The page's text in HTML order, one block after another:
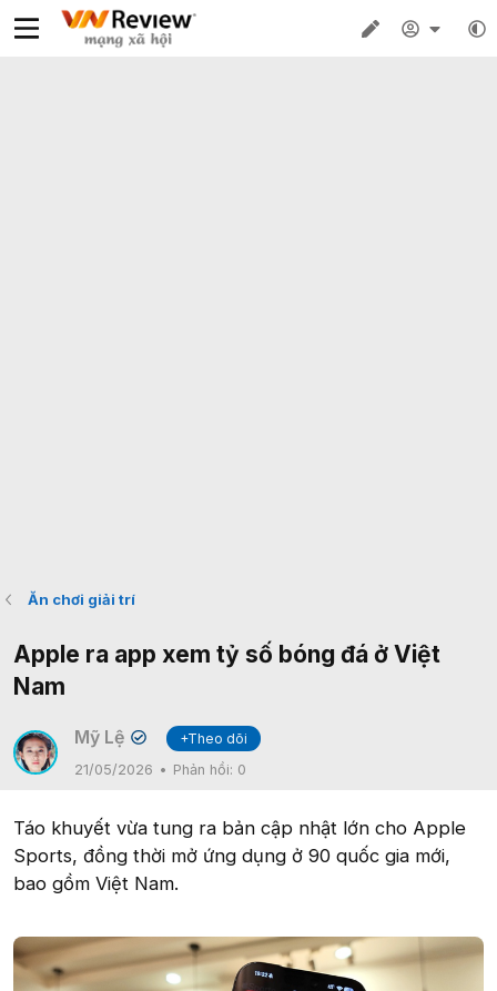
Ăn chơi giải trí
Apple ra app xem tỷ số bóng đá ở Việt
Nam
Mỹ Lệ ✔
+Theo dõi
21/05/2026
Phản hồi: 0
Táo khuyết vừa tung ra bản cập nhật lớn cho Apple
Sports, đồng thời mở ứng dụng ở 90 quốc gia mới,
bao gồm Việt Nam.